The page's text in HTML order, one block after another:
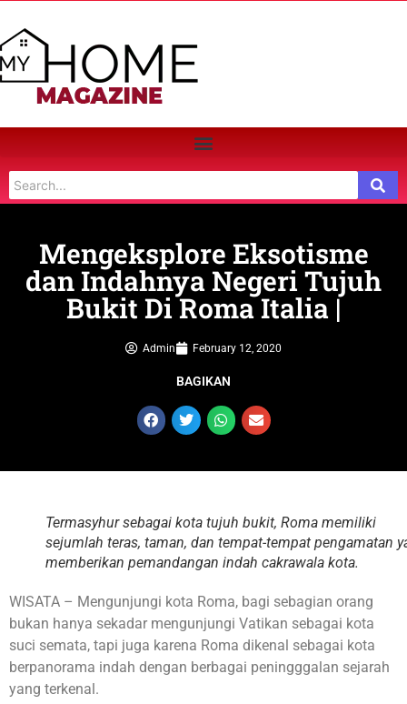
Mengeksplore Eksotisme
dan Indahnya Negeri Tujuh
Bukit Di Roma Italia |
Admin February 12, 2020
BAGIKAN
Termasyhur sebagai kota tujuh bukit, Roma memiliki
sejumlah teras, taman, dan tempat-tempat pengamatan
memberikan pemandangan indah cakrawala kota.
WISATA – Mengunjungi kota Roma, bagi sebagian orang
bukan hanya sekadar mengunjungi Vatikan sebagai kota
suci semata, tapi juga karena Roma dikenal sebagai kota
berpanorama indah dengan berbagai peningggalan sejarah
yang terkenal.